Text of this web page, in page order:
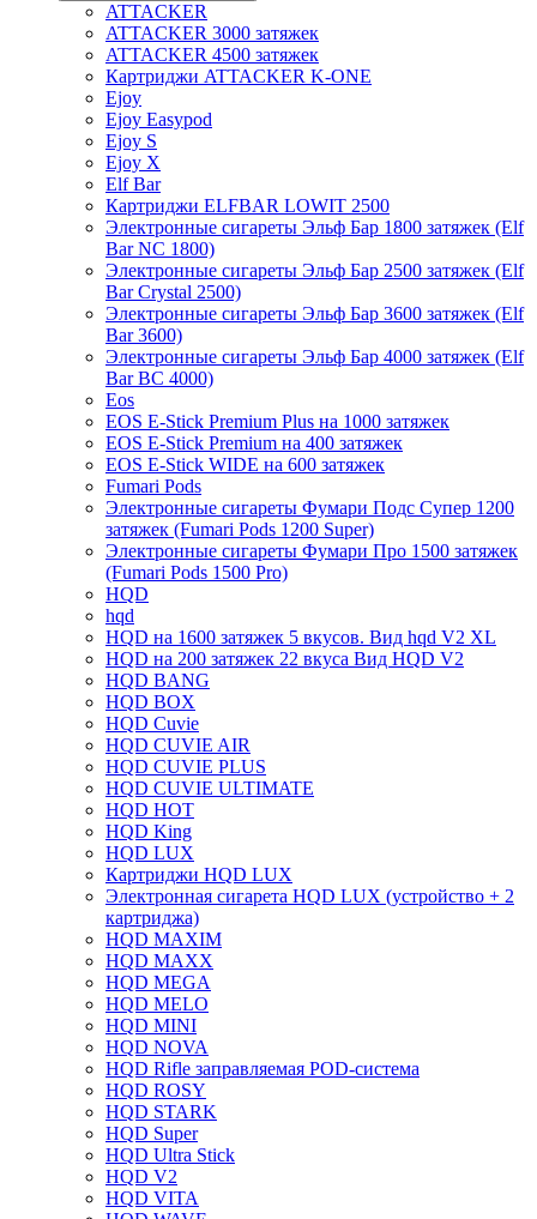
ATTACKER
ATTACKER 3000 затяжек
ATTACKER 4500 затяжек
Картриджи ATTACKER K-ONE
Ejoy
Ejoy Easypod
Ejoy S
Ejoy X
Elf Bar
Картриджи ELFBAR LOWIT 2500
Электронные сигареты Эльф Бар 1800 затяжек (Elf
Bar NC 1800)
Электронные сигареты Эльф Бар 2500 затяжек (Elf
Bar Crystal 2500)
Электронные сигареты Эльф Бар 3600 затяжек (Elf
Bar 3600)
Электронные сигареты Эльф Бар 4000 затяжек (Elf
Bar BC 4000)
Eos
EOS E-Stick Premium Plus на 1000 затяжек
EOS E-Stick Premium на 400 затяжек
EOS E-Stick WIDE на 600 затяжек
Fumari Pods
Электронные сигареты Фумари Подс Супер 1200
затяжек (Fumari Pods 1200 Super)
Электронные сигареты Фумари Про 1500 затяжек
(Fumari Pods 1500 Pro)
HQD
hqd
HQD на 1600 затяжек 5 вкусов. Вид hqd V2 XL
HQD на 200 затяжек 22 вкуса Вид HQD V2
HQD BANG
HQD BOX
HQD Cuvie
HQD CUVIE AIR
HQD CUVIE PLUS
HQD CUVIE ULTIMATE
HQD HOT
HQD King
HQD LUX
Картриджи HQD LUX
Электронная сигарета HQD LUX (устройство + 2
картриджа)
HQD MAXIM
HQD MAXX
HQD MEGA
HQD MELO
HQD MINI
HQD NOVA
HQD Rifle заправляемая POD-система
HQD ROSY
HQD STARK
HQD Super
HQD Ultra Stick
HQD V2
HQD VITA